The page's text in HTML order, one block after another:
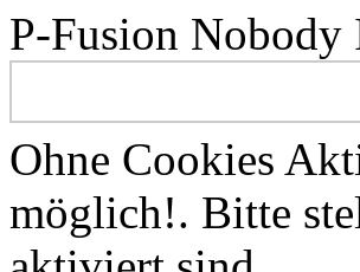
Allen ein frohes Fest
Emily
#tralla#01
Frischen Wind
P-Fusion Nobody
Ohne Cookies
möglich!. Bitte